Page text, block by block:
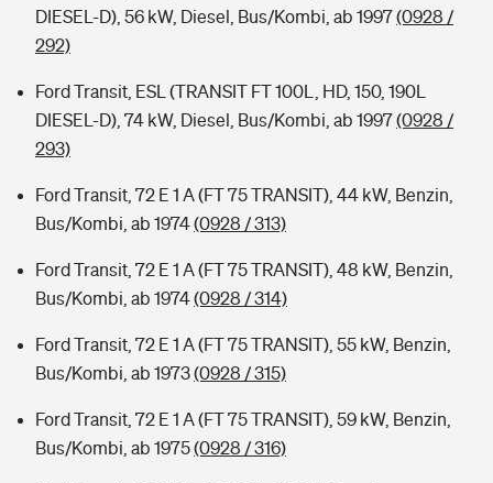
DIESEL-D), 56 kW, Diesel, Bus/Kombi, ab 1997(0928 /
292)
Ford Transit, ESL (TRANSIT FT 100L, HD, 150, 190L
DIESEL-D), 74 kW, Diesel, Bus/Kombi, ab 1997(0928 /
293)
Ford Transit, 72 E 1 A (FT 75 TRANSIT), 44 kW, Benzin,
Bus/Kombi, ab 1974(0928 / 313)
Ford Transit, 72 E 1 A (FT 75 TRANSIT), 48 kW, Benzin,
Bus/Kombi, ab 1974(0928 / 314)
Ford Transit, 72 E 1 A (FT 75 TRANSIT), 55 kW, Benzin,
Bus/Kombi, ab 1973(0928 / 315)
Ford Transit, 72 E 1 A (FT 75 TRANSIT), 59 kW, Benzin,
Bus/Kombi, ab 1975(0928 / 316)